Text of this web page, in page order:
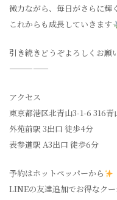
微力ながら、毎日がさらに輝
これからも成長していきます
引き続きどうぞよろしくお願
—————
アクセス
東京都港区北青山3-1-6 316
外苑前駅 3出口 徒歩4分
表参道駅 A3出口 徒歩6分
予約はホットペッパーから
LINEの友達追加でお得なク